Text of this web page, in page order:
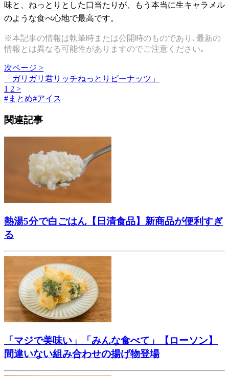
味と、ねっとりとした口当たりが、もう本当に生キャラメル
のような食べ心地で最高です。
※本記事の情報は執筆時または公開時のものであり､最新の
情報とは異なる可能性がありますのでご注意ください｡
次ページ >
「ガリガリ君リッチねっとりピーナッツ」
1 2 >
#まとめ#アイス
関連記事
熱湯5分で白ごはん【日清食品】新商品が便利すぎ
る
「マジで美味い」「みんな食べて」【ローソン】
間違いない組み合わせの揚げ物登場